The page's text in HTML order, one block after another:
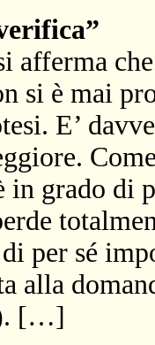
afferma
si è mai
E’
grado di
per sé
alla
[…]